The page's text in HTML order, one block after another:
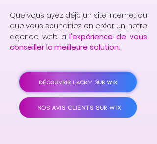
Que vous ayez déjà un site internet ou
que vous souhaitiez en créer un, notre
agence web al'expérience de vous
conseiller la meilleure solution.
DÉCOUVRIR LACKY SUR WIX
NOS AVIS CLIENTS SUR WIX